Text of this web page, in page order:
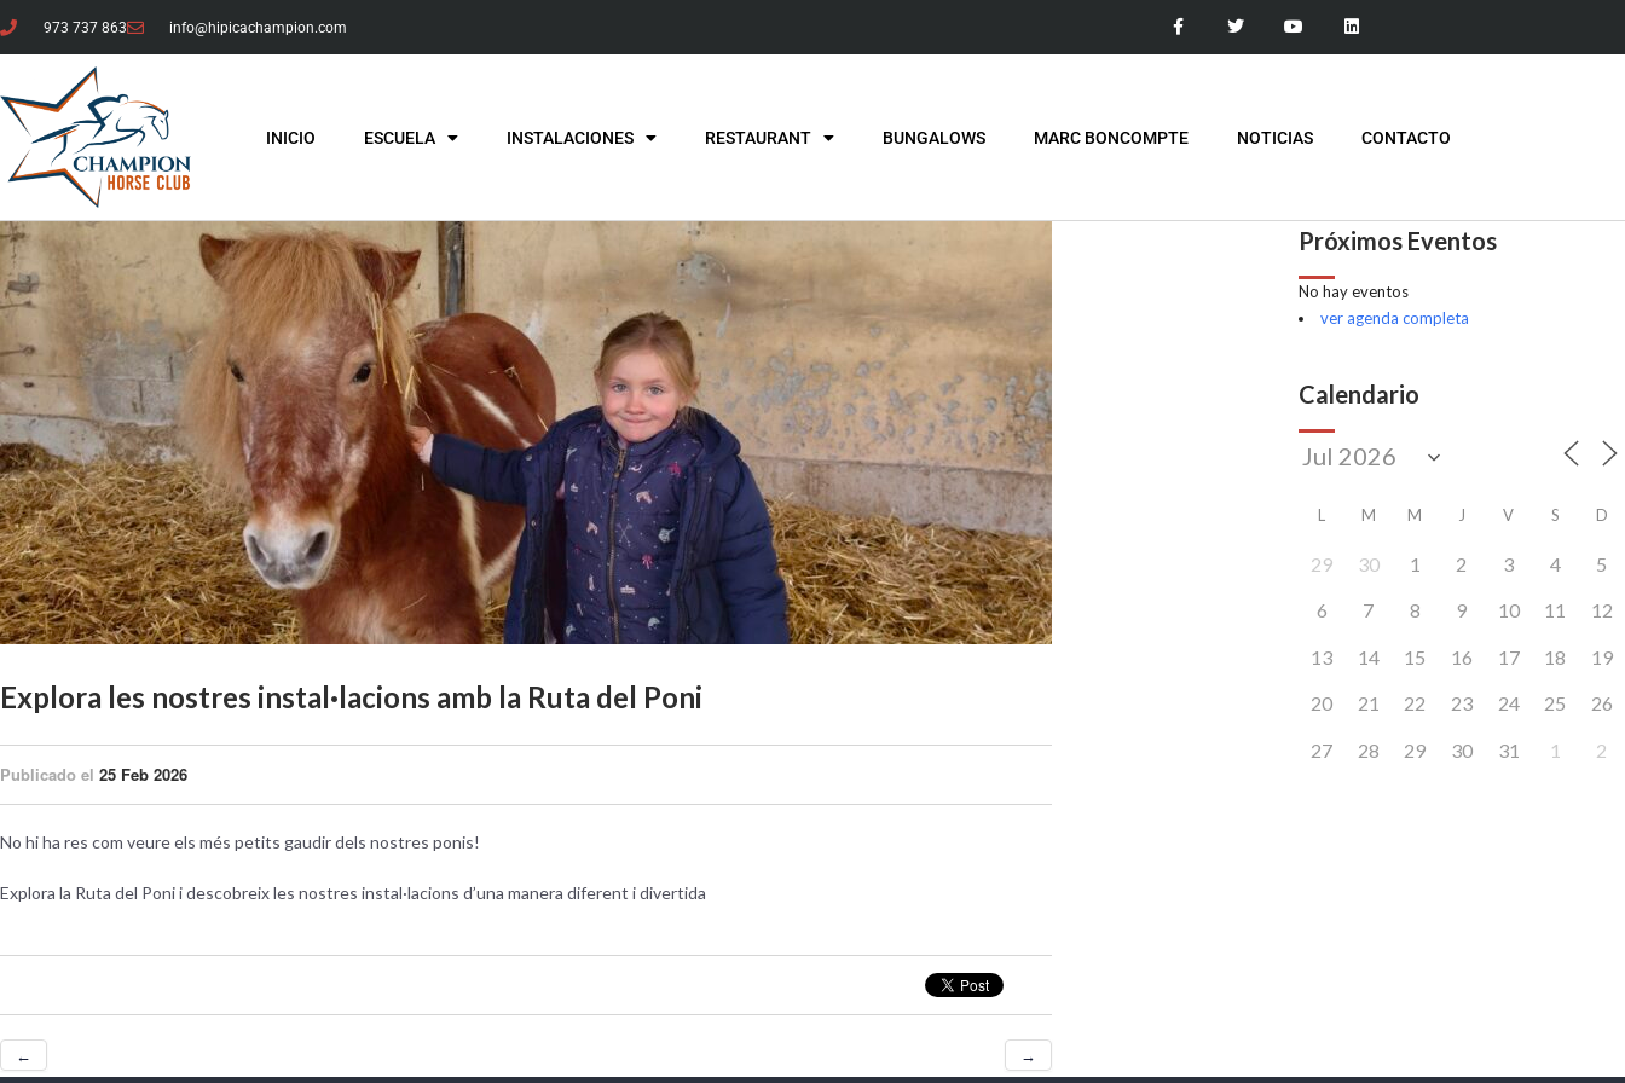
973 737 863 info@hipicachampion.com
INICIO ESCUELA INSTALACIONES RESTAURANT BUNGALOWS MARC BONCOMPTE NOTICIAS CONTACTO
Explora les nostres instal·lacions amb la Ruta del Poni
Publicado el 25 Feb 2026
No hi ha res com veure els més petits gaudir dels nostres ponis!
Explora la Ruta del Poni i descobreix les nostres instal·lacions d’una manera diferent i divertida
← →
Próximos Eventos
No hay eventos
ver agenda completa
Calendario
L M M J V S D
29 30 1 2 3 4 5
6 7 8 9 10 11 12
13 14 15 16 17 18 19
20 21 22 23 24 25 26
27 28 29 30 31 1 2